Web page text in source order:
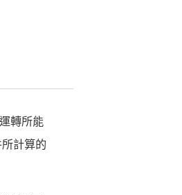
轉所能
計算的